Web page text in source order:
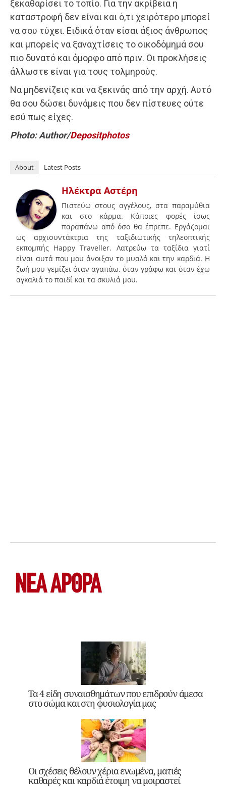
ξεκαθαρίσει το τοπίο. Για την ακρίβεια η
καταστροφή δεν είναι και ό,τι χειρότερο μπορεί
να σου τύχει. Ειδικά όταν είσαι άξιος άνθρωπος
και μπορείς να ξαναχτίσεις το οικοδόμημά σου
πιο δυνατό και όμορφο από πριν. Οι προκλήσεις
άλλωστε είναι για τους τολμηρούς.
Να μηδενίζεις και να ξεκινάς από την αρχή. Αυτό
θα σου δώσει δυνάμεις που δεν πίστευες ούτε
εσύ πως είχες.
Photo: Author/Depositphotos
About Latest Posts
Ηλέκτρα Αστέρη
Πιστεύω στους αγγέλους, στα παραμύθια
και στο κάρμα. Κάποιες φορές ίσως
παραπάνω από όσο θα έπρεπε. Εργάζομαι
ως αρχισυντάκτρια της ταξιδιωτικής τηλεοπτικής
εκπομπής Happy Traveller. Λατρεύω τα ταξίδια γιατί
είναι αυτά που μου άνοιξαν το μυαλό και την καρδιά. Η
ζωή μου γεμίζει όταν αγαπάω, όταν γράφω και όταν έχω
αγκαλιά το παιδί και τα σκυλιά μου.
ΝΕΑ ΆΡΘΡΑ
Τα 4 είδη συναισθημάτων που επιδρούν άμεσα
στο σώμα και στη φυσιολογία μας
Οι σχέσεις θέλουν χέρια ενωμένα, ματιές
καθαρές και καρδιά έτοιμη να μοιραστεί